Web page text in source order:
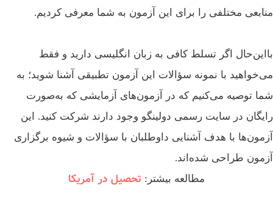
مختلفی را برای این آزمون به شما معرفی کردیم.
اگر تسلط کافی به زبان انگلیسی دارید و فقط
با نمونه سؤالات این آزمون تطبیقی آشنا شوید؛ به
توصیه می‌کنیم که در آزمون‌های آزمایشی که به‌صورت
در سایت رسمی دولینگو وجود دارند شرکت کنید. این
با هدف آشنایی داوطلبان با سؤالات و شیوه برگزاری
طراحی شده‌اند.
مطالعه بیشتر: تحصیل در آمریکا